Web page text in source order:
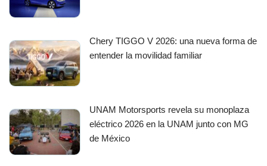
Chery TIGGO V 2026: una nueva forma de
entender la movilidad familiar
UNAM Motorsports revela su monoplaza
eléctrico 2026 en la UNAM junto con MG
de México